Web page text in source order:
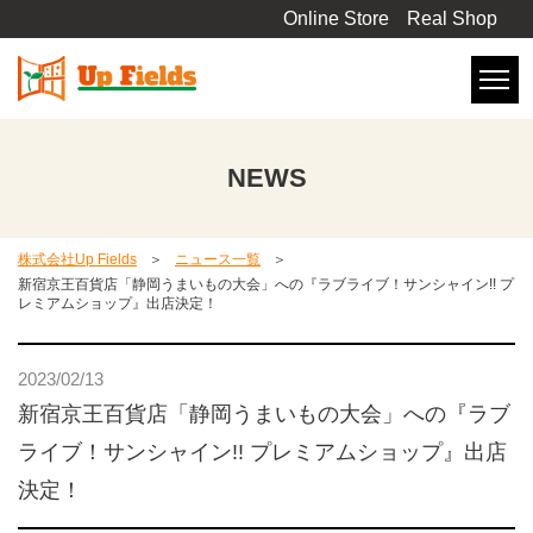
Online Store Real Shop
NEWS
株式会社Up Fields
ニュース一覧
新宿京王百貨店「静岡うまいもの大会」への『ラブライブ！サンシャイン!! プ
レミアムショップ』出店決定！
2023/02/13
新宿京王百貨店「静岡うまいもの大会」への『ラブ
ライブ！サンシャイン!! プレミアムショップ』出店
決定！